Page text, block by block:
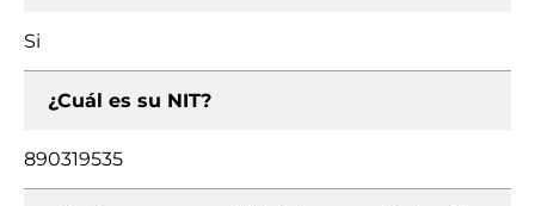
Si
¿Cuál es su NIT?
890319535